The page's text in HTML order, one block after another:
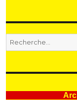
Recherche
pour